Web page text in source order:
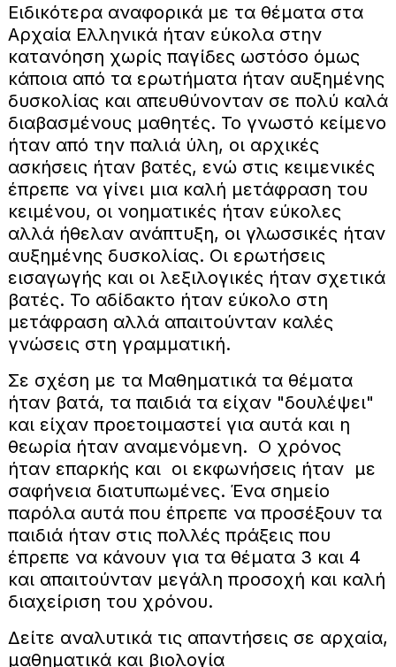
Ειδικότερα αναφορικά με τα θέματα στα
Αρχαία Ελληνικά ήταν εύκολα στην
κατανόηση χωρίς παγίδες ωστόσο όμως
κάποια από τα ερωτήματα ήταν αυξημένης
δυσκολίας και απευθύνονταν σε πολύ καλά
διαβασμένους μαθητές. Το γνωστό κείμενο
ήταν από την παλιά ύλη, οι αρχικές
ασκήσεις ήταν βατές, ενώ στις κειμενικές
έπρεπε να γίνει μια καλή μετάφραση του
κειμένου, οι νοηματικές ήταν εύκολες
αλλά ήθελαν ανάπτυξη, οι γλωσσικές ήταν
αυξημένης δυσκολίας. Οι ερωτήσεις
εισαγωγής και οι λεξιλογικές ήταν σχετικά
βατές. Το αδίδακτο ήταν εύκολο στη
μετάφραση αλλά απαιτούνταν καλές
γνώσεις στη γραμματική.
Σε σχέση με τα Μαθηματικά τα θέματα
ήταν βατά, τα παιδιά τα είχαν "δουλέψει"
και είχαν προετοιμαστεί για αυτά και η
θεωρία ήταν αναμενόμενη. Ο χρόνος
ήταν επαρκής και οι εκφωνήσεις ήταν με
σαφήνεια διατυπωμένες. Ένα σημείο
παρόλα αυτά που έπρεπε να προσέξουν τα
παιδιά ήταν στις πολλές πράξεις που
έπρεπε να κάνουν για τα θέματα 3 και 4
και απαιτούνταν μεγάλη προσοχή και καλή
διαχείριση του χρόνου.
Δείτε αναλυτικά τις απαντήσεις σε αρχαία,
μαθηματικά και βιολογία